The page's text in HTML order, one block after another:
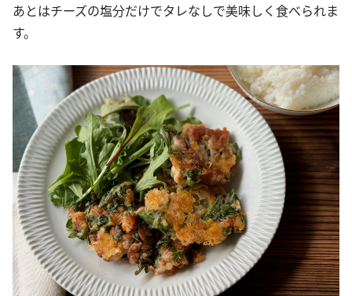
あとはチーズの塩分だけでタレなしで美味しく食べられま
す。